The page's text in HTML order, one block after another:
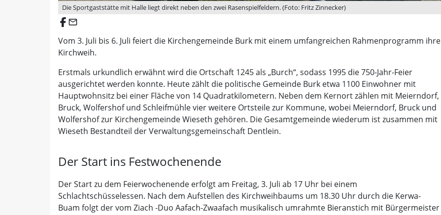
Die Sportgaststätte mit Halle liegt direkt neben den zwei Rasenspielfeldern. (Foto: Fritz Zinnecker)
email
Vom 3. Juli bis 6. Juli feiert die Kirchengemeinde Burk mit einem umfangreichen Rahmenprogramm ihre
Kirchweih.
Erstmals urkundlich erwähnt wird die Ortschaft 1245 als „Burch“, sodass 1995 die 750-Jahr-Feier
ausgerichtet werden konnte. Heute zählt die politische Gemeinde Burk etwa 1100 Einwohner mit
Hauptwohnsitz bei einer Fläche von 14 Quadratkilometern. Neben dem Kernort zählen mit Meierndorf,
Bruck, Wolfershof und Schleifmühle vier weitere Ortsteile zur Kommune, wobei Meierndorf, Bruck und
Wolfershof zur Kirchengemeinde Wieseth gehören. Die Gesamtgemeinde wiederum ist zusammen mit
Wieseth Bestandteil der Verwaltungsgemeinschaft Dentlein.
Der Start ins Festwochenende
Der Start zu dem Feierwochenende erfolgt am Freitag, 3. Juli ab 17 Uhr bei einem
Schlachtschüsselessen. Nach dem Aufstellen des Kirchweihbaums um 18.30 Uhr durch die Kerwa-
Buam folgt der vom Ziach -Duo Aafach-Zwaafach musikalisch umrahmte Bieranstich mit Bürgermeister